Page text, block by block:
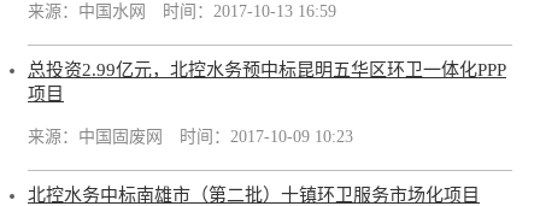
来源：中国水网 时间：2017-10-13 16:59
总投资2.99亿元，北控水务预中标昆明五华区环卫一体化PPP
项目
来源：中国固废网 时间：2017-10-09 10:23
北控水务中标南雄市（第二批）十镇环卫服务市场化项目